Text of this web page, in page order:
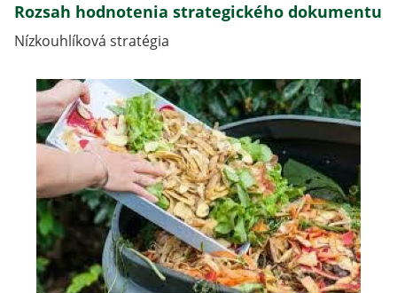
Rozsah hodnotenia strategického dokumentu
Nízkouhlíková stratégia